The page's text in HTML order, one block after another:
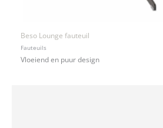
Beso Lounge fauteuil
Fauteuils
Vloeiend en puur design